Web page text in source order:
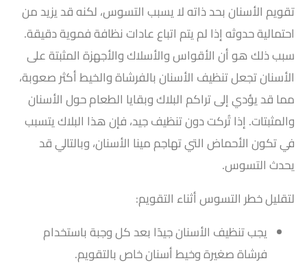
تقويم الأسنان بحد ذاته لا يسبب التسوس، لكنه قد يزيد من
احتمالية حدوثه إذا لم يتم اتباع عادات نظافة فموية دقيقة.
سبب ذلك هو أن الأقواس والأسلاك والأجهزة المثبتة على
الأسنان تجعل تنظيف الأسنان بالفرشاة والخيط أكثر صعوبة،
مما قد يؤدي إلى تراكم البلاك وبقايا الطعام حول الأسنان
والمثبتات. إذا تُركت دون تنظيف جيد، فإن هذا البلاك يتسبب
في تكون الأحماض التي تهاجم مينا الأسنان، وبالتالي قد
يحدث التسوس.
لتقليل خطر التسوس أثناء التقويم:
يجب تنظيف الأسنان جيدًا بعد كل وجبة باستخدام
فرشاة صغيرة وخيط أسنان خاص بالتقويم.